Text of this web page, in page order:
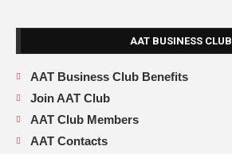
AAT BUSINESS CLUB
AAT Business Club Benefits
Join AAT Club
AAT Club Members
AAT Contacts